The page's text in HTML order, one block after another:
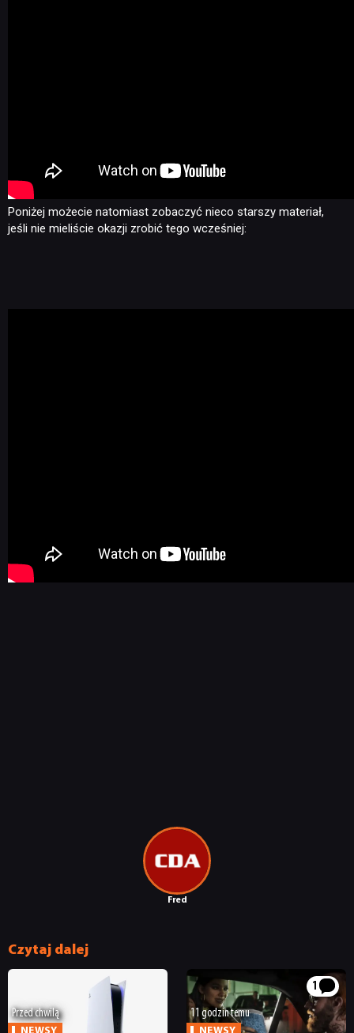
RECENZJE
Fred
Poniżej możecie natomiast zobaczyć nieco starszy materiał,
jeśli nie mieliście okazji zrobić tego wcześniej:
Czytaj dalej
Przed chwilą
1
11 godzin temu